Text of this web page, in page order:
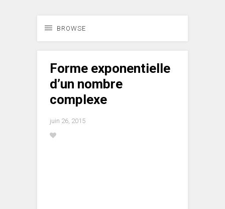
BROWSE
Forme exponentielle
d’un nombre
complexe
juin 26, 2015